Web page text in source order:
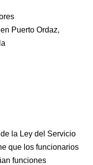
Puerto Ordaz,
la Ley del Servicio
que los funcionarios
funciones